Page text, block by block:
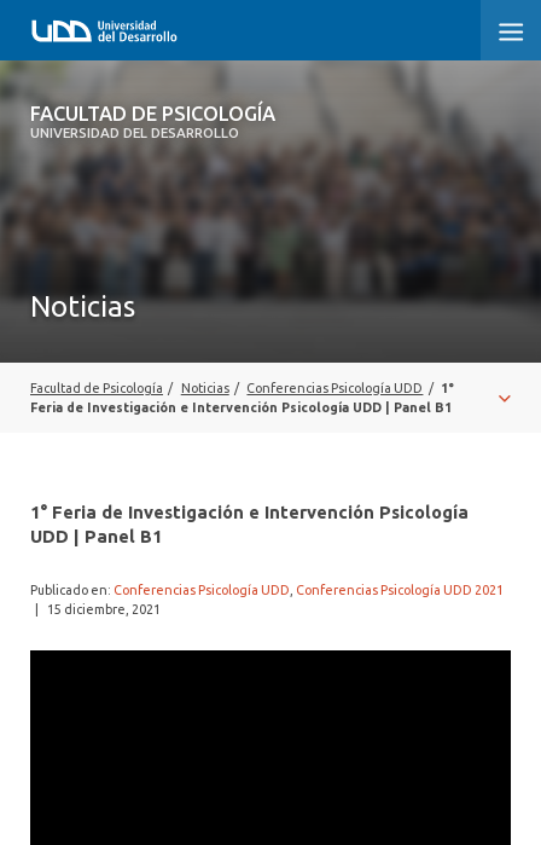
FACULTAD DE PSICOLOGÍA
UNIVERSIDAD DEL DESARROLLO
FACULTAD DE PSICOLOGÍA
POSTGRADOS Y EDUCACIÓN CONTINUA
ALUMNI PSICOLOGÍA UDD
SERVICIO DE PSICOLOGÍA INTEGRAL
Noticias
Facultad de Psicología / Noticias / Conferencias Psicología UDD /
1°
Feria de Investigación e Intervención Psicología UDD | Panel B1
1° Feria de Investigación e Intervención Psicología
UDD | Panel B1
Publicado en: Conferencias Psicología UDD Conferencias Psicología UDD 2021
15 diciembre, 2021